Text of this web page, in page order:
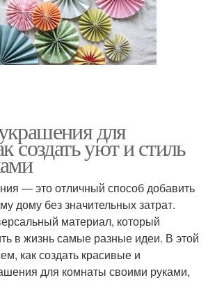
для
создать уют и стиль
— это отличный способ добавить
дому без значительных затрат.
материал, который
в жизнь самые разные идеи. В этой
как создать красивые и
для комнаты своими руками,